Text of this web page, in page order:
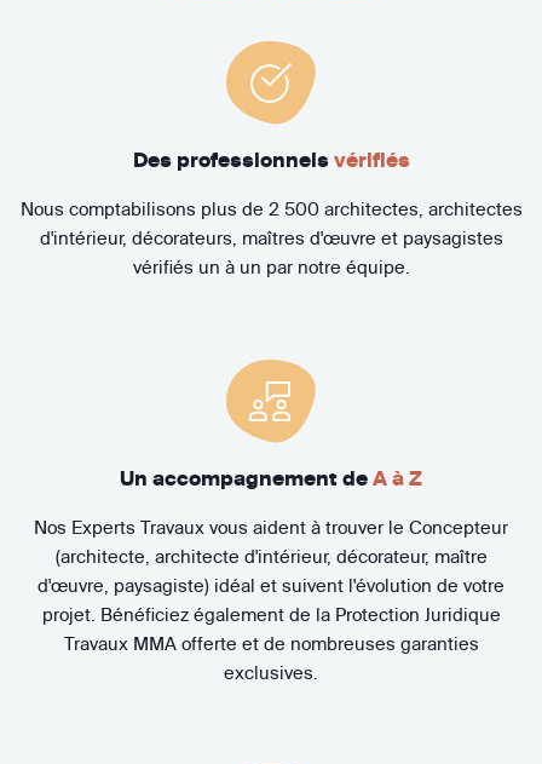
Des professionnels vérifiés
Nous comptabilisons plus de 2 500 architectes, architectes
d'intérieur, décorateurs, maîtres d'œuvre et paysagistes
vérifiés un à un par notre équipe.
Un accompagnement de A à Z
Nos Experts Travaux vous aident à trouver le Concepteur
(architecte, architecte d'intérieur, décorateur, maître
d'œuvre, paysagiste) idéal et suivent l'évolution de votre
projet. Bénéficiez également de la Protection Juridique
Travaux MMA offerte et de nombreuses garanties
exclusives.